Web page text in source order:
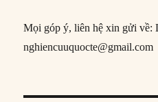
Mọi góp ý, liên hệ xin gửi về:
nghiencuuquocte@gmail.com